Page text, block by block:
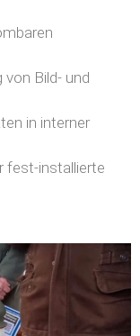
Bild- und
in interner
fest-installierte